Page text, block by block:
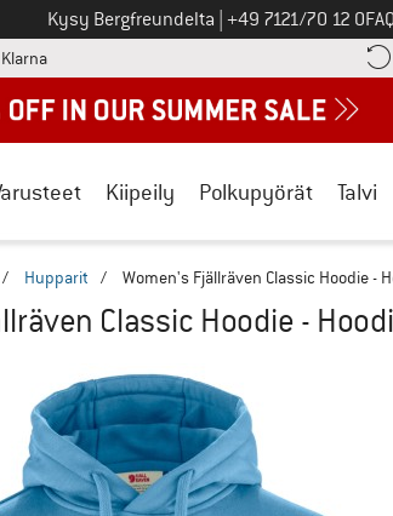
Kysy Bergfreundelta Soita meille
+49 7121/70 12 0
KlarnaLöydä maksutiedot täältä! Avautuu tietokentässä
Kiipeily Polkupyörät Talvi
/ Hupparit / Women's Fjällräven Classic Hoodie -
Classic Hoodie -